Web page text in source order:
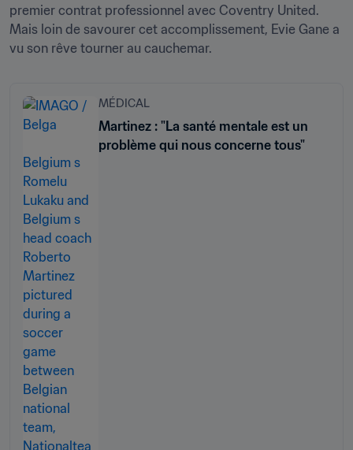
premier contrat professionnel avec Coventry United.
Mais loin de savourer cet accomplissement, Evie Gane a
vu son rêve tourner au cauchemar.
MÉDICAL
Martinez : "La santé mentale est un
problème qui nous concerne tous"